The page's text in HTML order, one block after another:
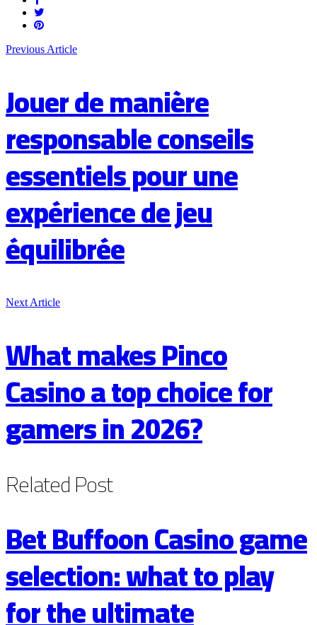
Previous Article
Jouer de manière
responsable conseils
essentiels pour une
expérience de jeu
équilibrée
Next Article
What makes Pinco
Casino a top choice for
gamers in 2026?
RelatedPost
Bet Buffoon Casino game
selection: what to play
for the ultimate